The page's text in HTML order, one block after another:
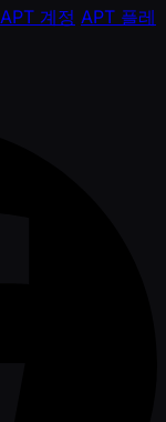
APT 계정 APT 플레